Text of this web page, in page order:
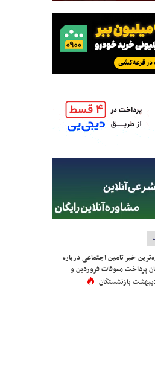
خبر تامین اجتماعی درباره
پرداخت معوقات فروردین و
بازنشستگان